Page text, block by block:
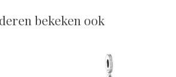
bekeken ook